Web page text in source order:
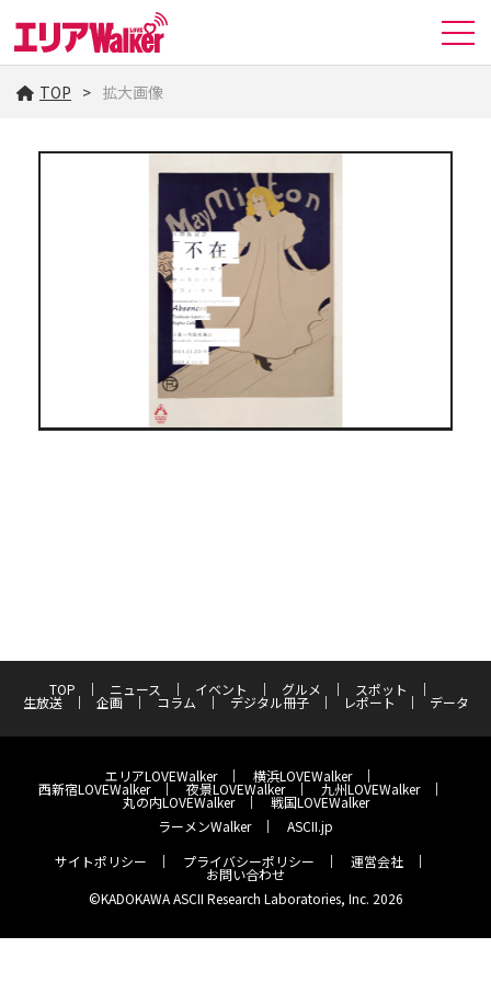
TOP 拡大画像
TOP ニュース イベント グルメ スポット
生放送 企画 コラム デジタル冊子 レポート データ
エリアLOVEWalker 横浜LOVEWalker
西新宿LOVEWalker 夜景LOVEWalker 九州LOVEWalker
丸の内LOVEWalker
戦国LOVEWalker
ラーメンWalker
ASCII.jp
サイトポリシー
プライバシーポリシー 運営会社
お問い合わせ
©KADOKAWA ASCII Research Laboratories, Inc. 2026